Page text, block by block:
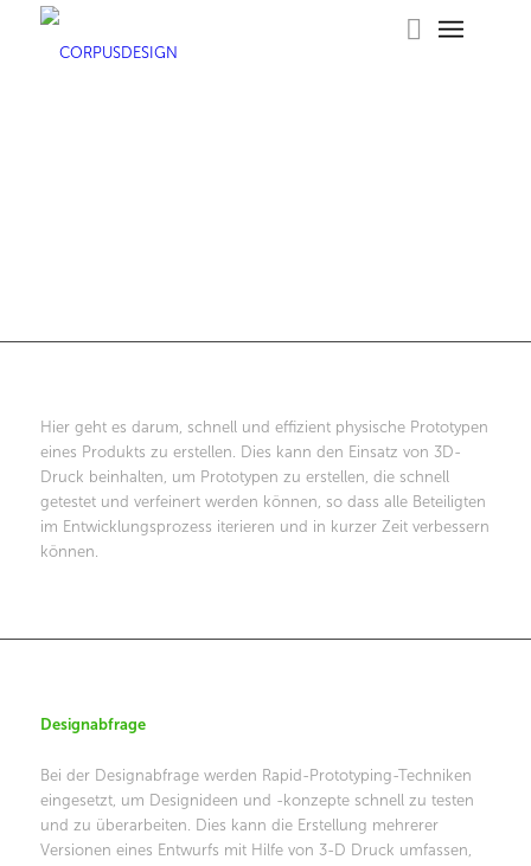
Hier geht es darum, schnell und effizient physische Prototypen
eines Produkts zu erstellen. Dies kann den Einsatz von 3D-
Druck beinhalten, um Prototypen zu erstellen, die schnell
getestet und verfeinert werden können, so dass alle Beteiligten
im Entwicklungsprozess iterieren und in kurzer Zeit verbessern
können.
Designabfrage
Bei der Designabfrage werden Rapid-Prototyping-Techniken
eingesetzt, um Designideen und -konzepte schnell zu testen
und zu überarbeiten. Dies kann die Erstellung mehrerer
Versionen eines Entwurfs mit Hilfe von 3-D Druck umfassen,